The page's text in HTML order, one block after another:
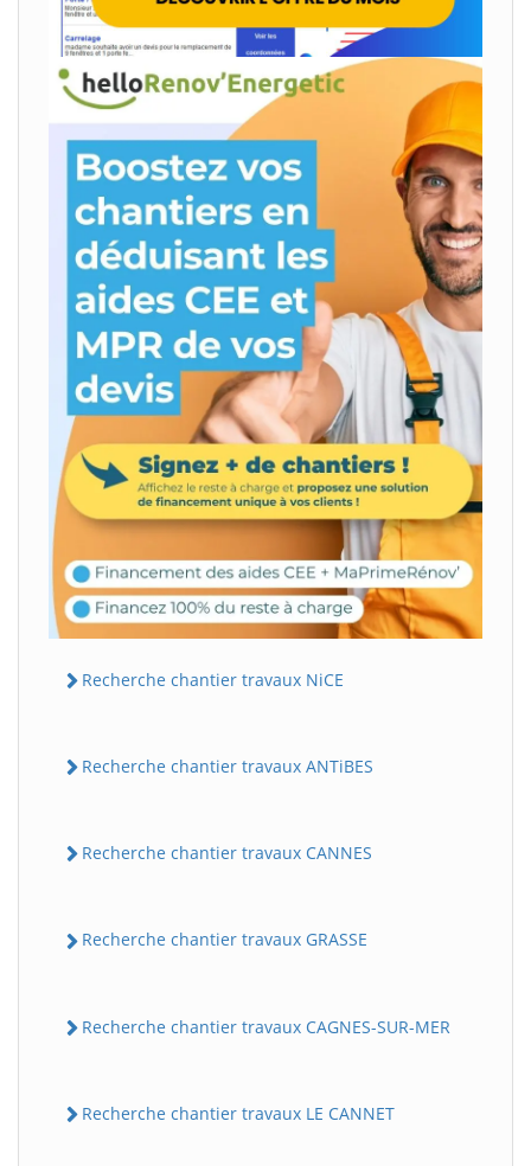
Recherche chantier travaux NiCE
Recherche chantier travaux ANTiBES
Recherche chantier travaux CANNES
Recherche chantier travaux GRASSE
Recherche chantier travaux CAGNES-SUR-MER
Recherche chantier travaux LE CANNET